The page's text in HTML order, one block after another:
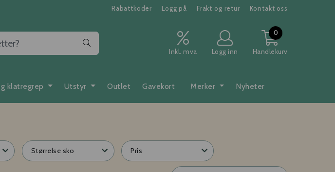
Rabattkoder Logg på Frakt og retur Kontakt oss
Inkl. mva Logg inn
0
Handlekurv
klatregrep Utstyr Outlet Gavekort Merker Nyheter
Størrelse sko Pris